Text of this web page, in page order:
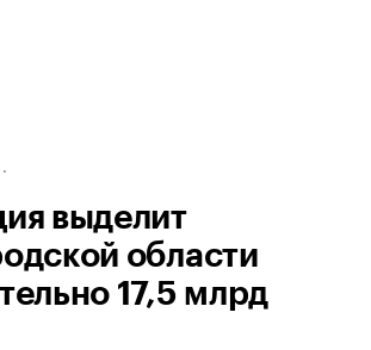
выделит
области
17,5 млрд